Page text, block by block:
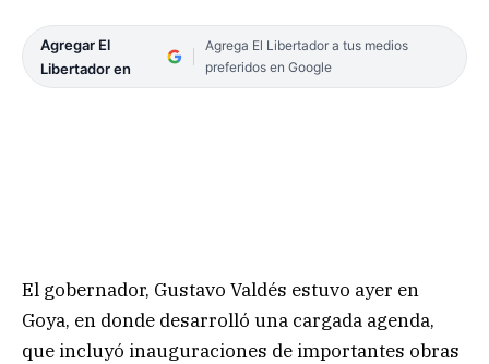
Agregar El
Libertador en
Agrega El Libertador a tus medios
preferidos en Google
El gobernador, Gustavo Valdés estuvo ayer en
Goya, en donde desarrolló una cargada agenda,
que incluyó inauguraciones de importantes obras